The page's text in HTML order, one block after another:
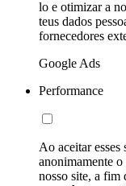
lo e otimizar a
teus dados
fornecedores
Google Ads
Performance
Ao aceitar esses
anonimamente
nosso site, a fim